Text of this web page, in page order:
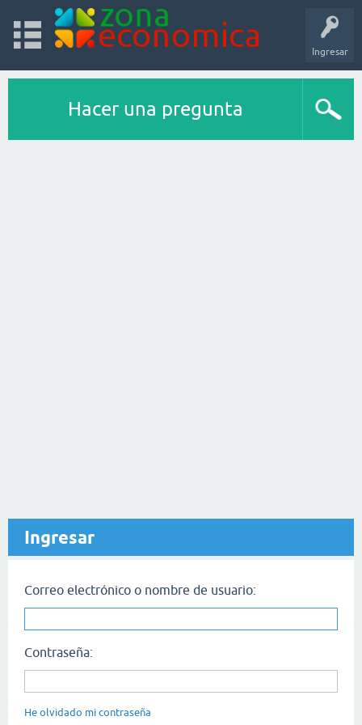
Ingresar
Hacer una pregunta
Ingresar
Correo electrónico o nombre de usuario:
Contraseña:
He olvidado mi contraseña